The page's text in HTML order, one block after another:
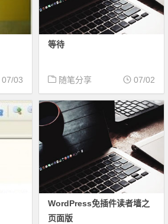
07/03
等待
随笔分享 07/02
WordPress免插件读者墙之
页面版